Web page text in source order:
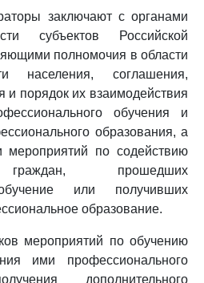
заключают с органами
субъектов Российской
полномочия в области
населения, соглашения,
порядок их взаимодействия
обучения и
образования, а
мероприятий по содействию
граждан, прошедших
или получивших
образование.
мероприятий по обучению
ими профессионального
дополнительного